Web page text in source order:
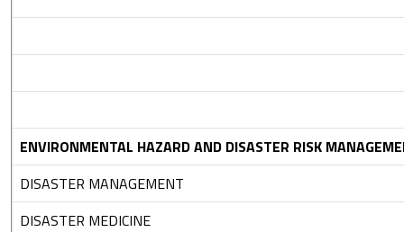
ENVIRONMENTAL HAZARD AND DISASTER RISK
DISASTER MANAGEMENT
DISASTER MEDICINE